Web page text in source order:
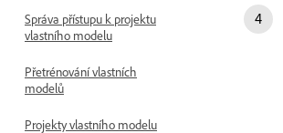
Správa přístupu k projektu
vlastního modelu
Přetrénování vlastních
modelů
Projekty vlastního modelu